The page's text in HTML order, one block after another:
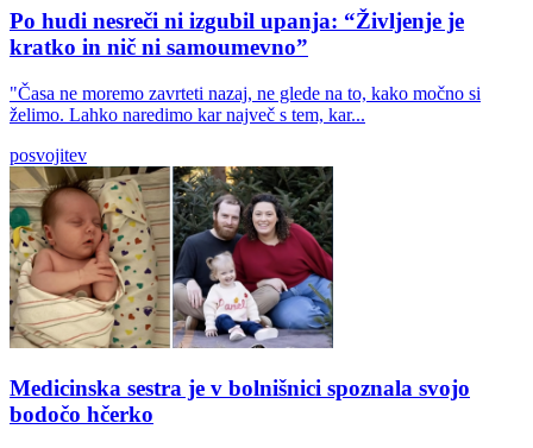
Po hudi nesreči ni izgubil upanja: “Življenje je
kratko in nič ni samoumevno”
"Časa ne moremo zavrteti nazaj, ne glede na to, kako močno si
želimo. Lahko naredimo kar največ s tem, kar...
posvojitev
Medicinska sestra je v bolnišnici spoznala svojo
bodočo hčerko